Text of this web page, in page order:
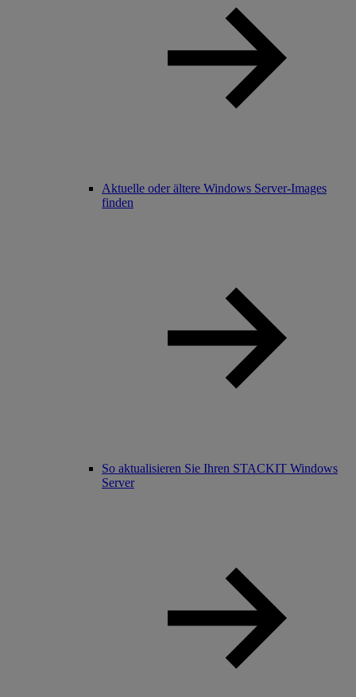
Aktuelle oder ältere Windows Server-Images
finden
So aktualisieren Sie Ihren STACKIT Windows
Server